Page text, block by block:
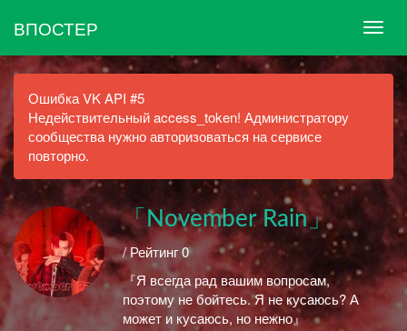
ВПОСТЕР
Ошибка VK API #5
Недействительный access_token! Администратору
сообщества нужно авторизоваться на сервисе
повторно.
「November Rain」
/ Рейтинг 0
『Я всегда рад вашим вопросам,
поэтому не бойтесь. Я не кусаюсь? А
может и кусаюсь, но нежно』